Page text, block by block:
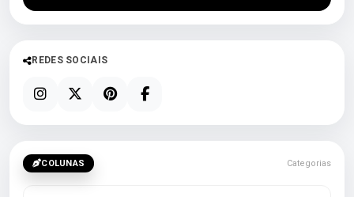
REDES SOCIAIS
COLUNAS Categorias